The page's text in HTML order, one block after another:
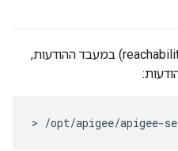
כדי להשבית את יכולת ההגעה (reachability) במעבד ההודעות,
> /opt/apigee/apigee-